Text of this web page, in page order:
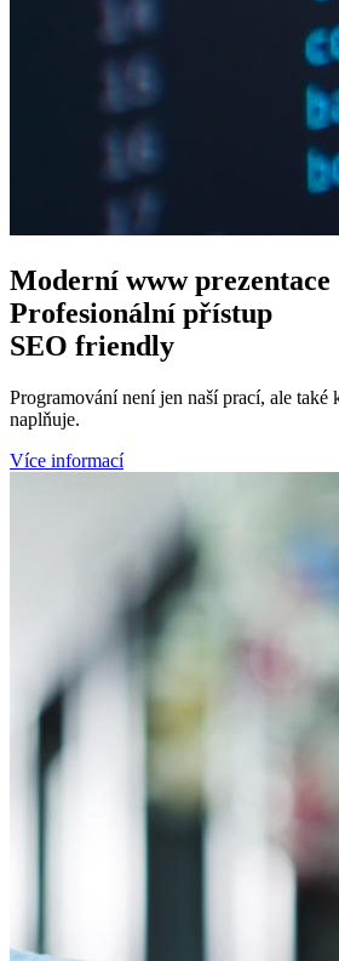
Moderní wwwprezentace
Profesionální přístup
SEO friendly
Programování není jen naší prací, ale také
naplňuje.
Více informací